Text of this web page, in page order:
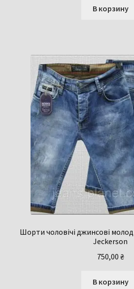
В корзину
Шорти чоловічі джинсові
Jeckerson
750,00 ₴
В корзину